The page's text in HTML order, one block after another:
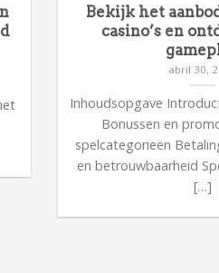
Bekijk het
casino’s en
abril 30,
Inhoudsopgave
Bonussen en
spelcategorieën
en betrouwbaarheid
[…]